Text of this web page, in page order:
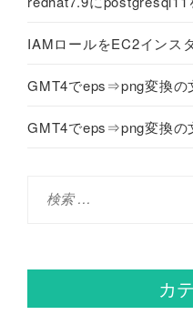
IAMロールをEC2インス
GMT4でeps⇒png変換の
GMT4でeps⇒png変換の
カ